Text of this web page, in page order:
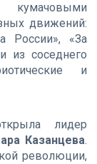
движений:
«За
из соседнего
и
лидер
Казанцева.
революции,